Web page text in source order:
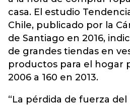
casa. El estudio
Chile, publicado por la
de Santiago en 2016,
de grandes tiendas en
productos para el hogar
2006 a 160 en 2013.
“La pérdida de fuerza